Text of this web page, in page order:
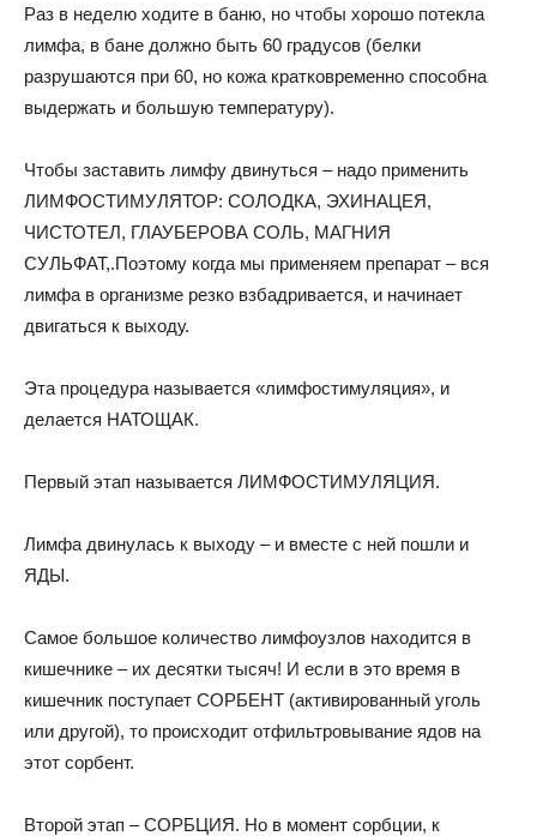
Раз в неделю ходите в баню, но чтобы хорошо потекла
лимфа, в бане должно быть 60 градусов (белки
разрушаются при 60, но кожа кратковременно способна
выдержать и большую температуру).
Чтобы заставить лимфу двинуться – надо применить
ЛИМФОСТИМУЛЯТОР: СОЛОДКА, ЭХИНАЦЕЯ,
ЧИСТОТЕЛ, ГЛАУБЕРОВА СОЛЬ, МАГНИЯ
СУЛЬФАТ,.Поэтому когда мы применяем препарат – вся
лимфа в организме резко взбадривается, и начинает
двигаться к выходу.
Эта процедура называется «лимфостимуляция», и
делается НАТОЩАК.
Первый этап называется ЛИМФОСТИМУЛЯЦИЯ.
Лимфа двинулась к выходу – и вместе с ней пошли и
ЯДЫ.
Самое большое количество лимфоузлов находится в
кишечнике – их десятки тысяч! И если в это время в
кишечник поступает СОРБЕНТ (активированный уголь
или другой), то происходит отфильтровывание ядов на
этот сорбент.
Второй этап – СОРБЦИЯ. Но в момент сорбции, к